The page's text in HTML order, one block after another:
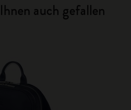
auch gefallen